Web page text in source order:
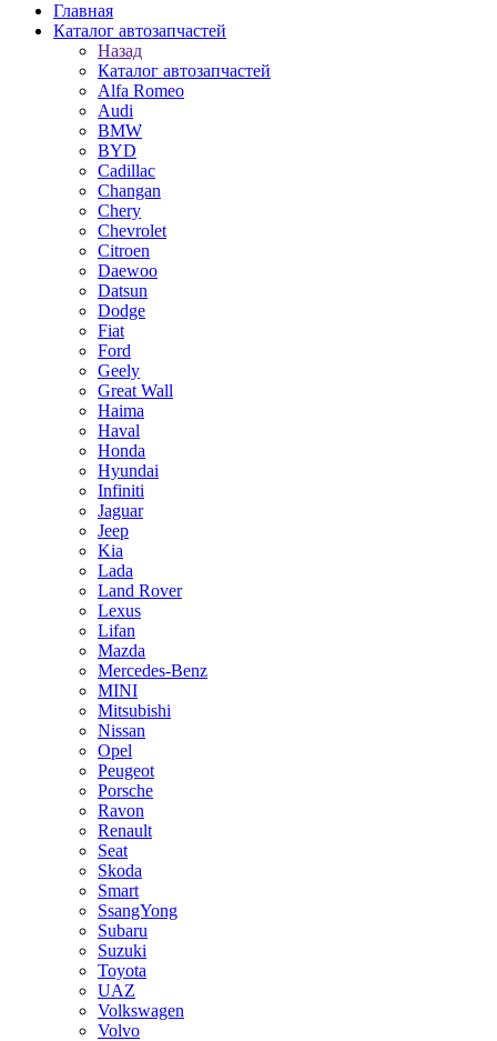
Главная
Каталог автозапчастей
Назад
Каталог автозапчастей
Alfa Romeo
Audi
BMW
BYD
Cadillac
Changan
Chery
Chevrolet
Citroen
Daewoo
Datsun
Dodge
Fiat
Ford
Geely
Great Wall
Haima
Haval
Honda
Hyundai
Infiniti
Jaguar
Jeep
Kia
Lada
Land Rover
Lexus
Lifan
Mazda
Mercedes-Benz
MINI
Mitsubishi
Nissan
Opel
Peugeot
Porsche
Ravon
Renault
Seat
Skoda
Smart
SsangYong
Subaru
Suzuki
Toyota
UAZ
Volkswagen
Volvo